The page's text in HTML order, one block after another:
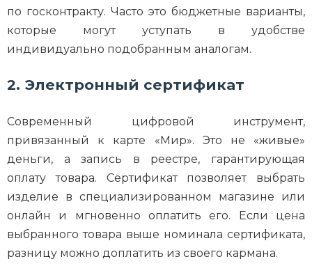
по госконтракту. Часто это бюджетные варианты,
которые могут уступать в удобстве
индивидуально подобранным аналогам.
2. Электронный сертификат
Современный цифровой инструмент,
привязанный к карте «Мир». Это не «живые»
деньги, а запись в реестре, гарантирующая
оплату товара. Сертификат позволяет выбрать
изделие в специализированном магазине или
онлайн и мгновенно оплатить его. Если цена
выбранного товара выше номинала сертификата,
разницу можно доплатить из своего кармана.